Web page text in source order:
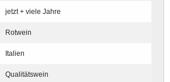
jetzt + viele Jahre
Rotwein
Italien
Qualitätswein